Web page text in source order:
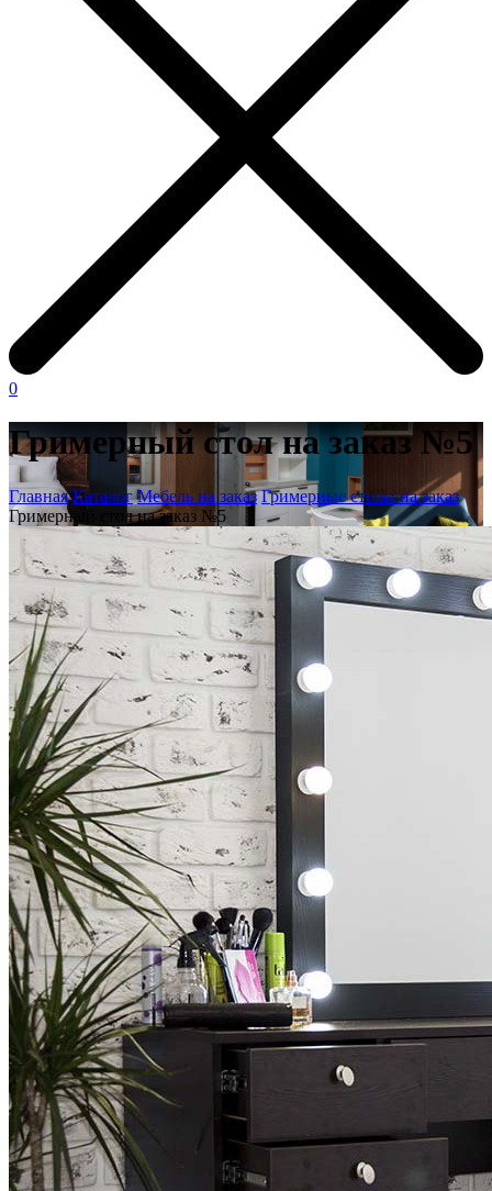
0
Гримерный стол на заказ №5
Главная Каталог Мебель на заказ Гримерные столы на заказ
Гримерный стол на заказ №5